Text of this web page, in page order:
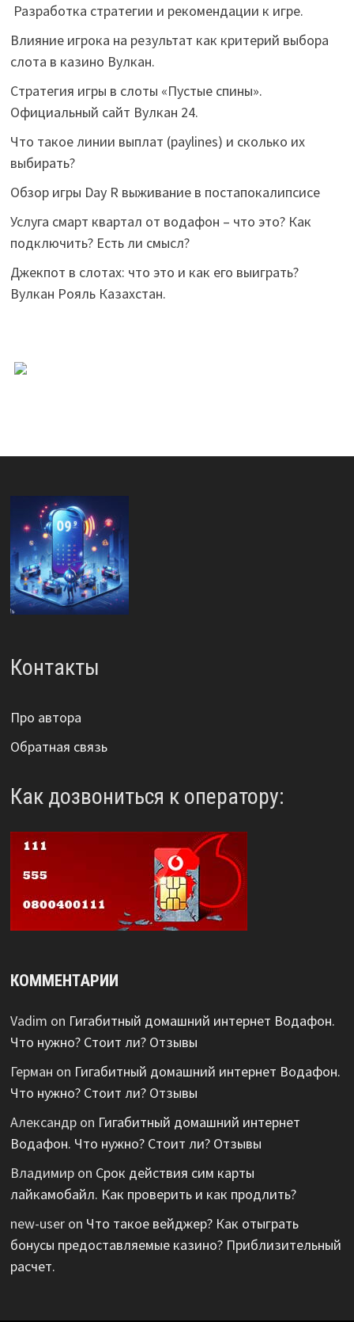
Разработка стратегии и рекомендации к игре.
Влияние игрока на результат как критерий выбора
слота в казино Вулкан.
Стратегия игры в слоты «Пустые спины».
Официальный сайт Вулкан 24.
Что такое линии выплат (paylines) и сколько их
выбирать?
Обзор игры Day R выживание в постапокалипсисе
Услуга смарт квартал от водафон – что это? Как
подключить? Есть ли смысл?
Джекпот в слотах: что это и как его выиграть?
Вулкан Рояль Казахстан.
Контакты
Про автора
Обратная связь
Как дозвониться к оператору:
КОММЕНТАРИИ
Vadim on Гигабитный домашний интернет Водафон.
Что нужно? Стоит ли? Отзывы
Герман on Гигабитный домашний интернет Водафон.
Что нужно? Стоит ли? Отзывы
Александрon Гигабитный домашний интернет
Водафон. Что нужно? Стоит ли? Отзывы
Владимирon Срок действия сим карты
лайкамобайл. Как проверить и как продлить?
new-useron Что такое вейджер? Как отыграть
бонусы предоставляемые казино? Приблизительный
расчет.